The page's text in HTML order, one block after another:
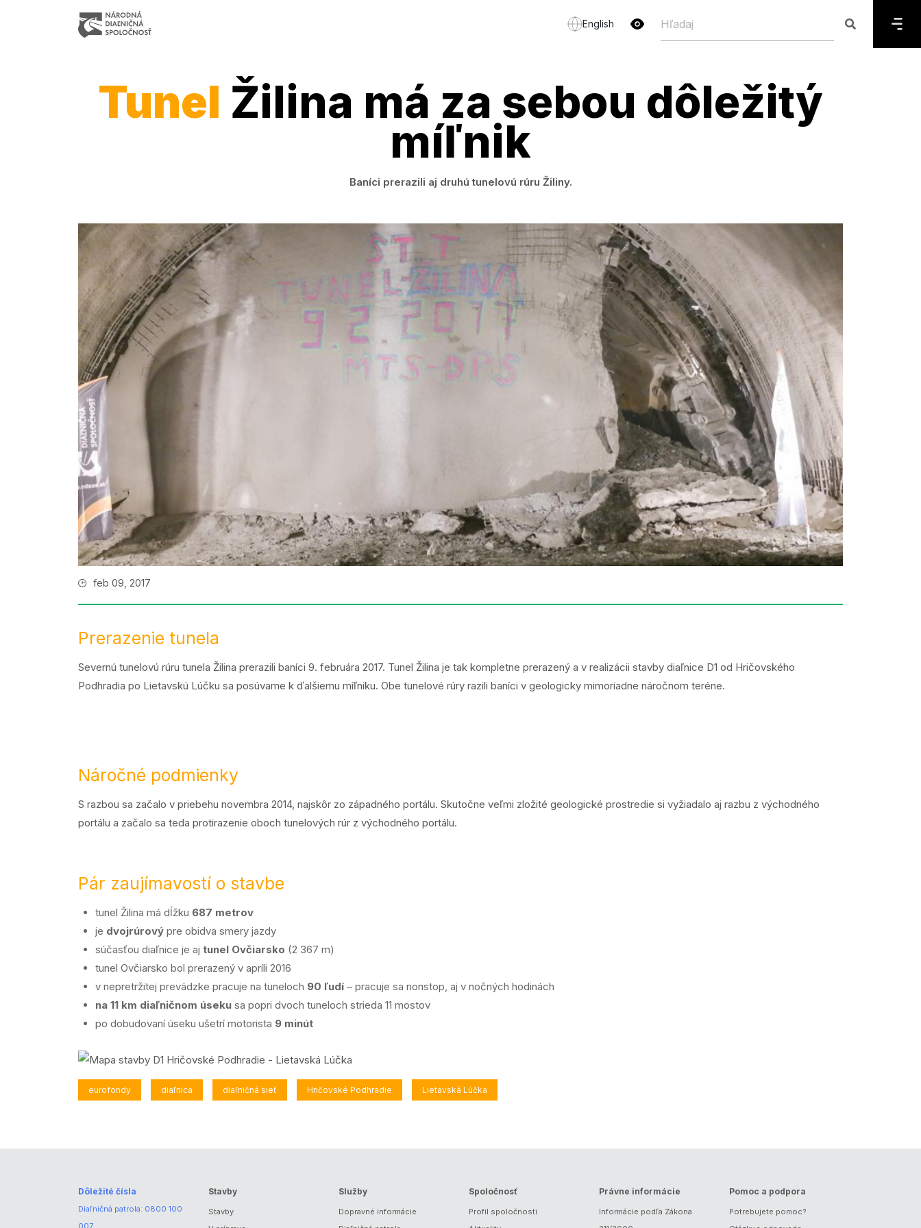
English
Tunel Žilina má za sebou dôležitý
míľnik
Baníci prerazili aj druhú tunelovú rúru Žiliny.
feb 09, 2017
Prerazenie tunela
Severnú tunelovú rúru tunela Žilina prerazili baníci 9. februára 2017. Tunel Žilina je tak kompletne prerazený a v realizácii stavby diaľnice D1 od Hričovského
Podhradia po Lietavskú Lúčku sa posúvame k ďalšiemu míľniku. Obe tunelové rúry razili baníci v geologicky mimoriadne náročnom teréne.
Náročné podmienky
S razbou sa začalo v priebehu novembra 2014, najskôr zo západného portálu. Skutočne veľmi zložité geologické prostredie si vyžiadalo aj razbu z východného
portálu a začalo sa teda protirazenie oboch tunelových rúr z východného portálu.
Pár zaujímavostí o stavbe
tunel Žilina má dĺžku 687 metrov
je dvojrúrový pre obidva smery jazdy
súčasťou diaľnice je aj tunel Ovčiarsko (2 367 m)
tunel Ovčiarsko bol prerazený v apríli 2016
v nepretržitej prevádzke pracuje na tuneloch 90 ľudí – pracuje sa nonstop, aj v nočných hodinách
na 11 km diaľničnom úseku sa popri dvoch tuneloch strieda 11 mostov
po dobudovaní úseku ušetrí motorista 9 minút
eurofondy diaľnica diaľničná sieť Hričovské Podhradie Lietavská Lúčka
Dôležité čísla
Diaľničná patrola: 0800 100
Stavby
Stavby
Služby
Dopravné informácie
Spoločnosť
Profil spoločnosti
Právne informácie
Informácie podľa Zákona
Pomoc a podpora
Potrebujete pomoc?